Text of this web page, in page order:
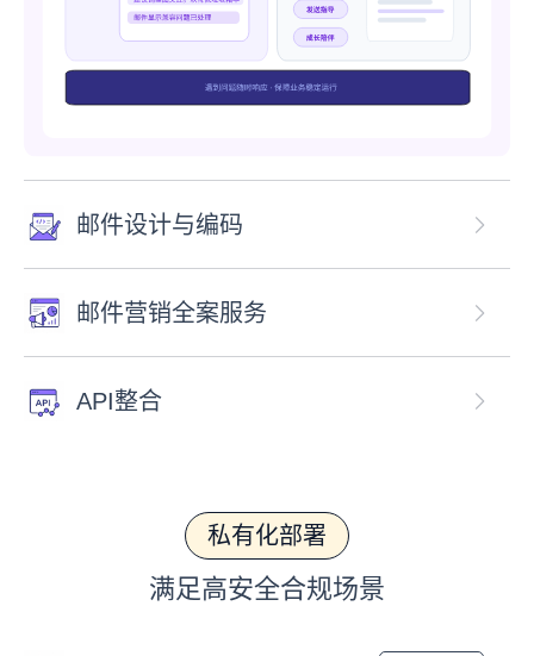
邮件设计与编码
邮件营销全案服务
API整合
私有化部署
满足高安全合规场景